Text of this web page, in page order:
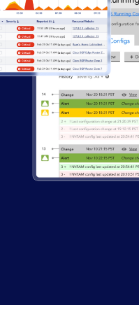
Directeur
prédictives
CloudOps
AIOps